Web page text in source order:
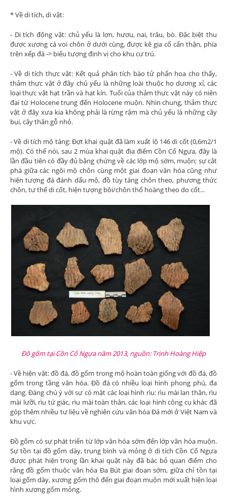
* Về di tích, di vật:
- Di tích động vật: chủ yếu là lợn, hươu, nai, trâu, bò. Đặc biệt thu
được xương cá voi chôn ở dưới cùng, được kê gia cố cẩn thận, phía
trên xếp đá -> biểu tượng định vị cho khu cư trú.
- Về di tích thực vật: Kết quả phân tích bào tử phấn hoa cho thấy,
thảm thực vật ở đây chủ yếu là những loài thuộc họ dương xỉ, các
loại thực vật hạt trần và hạt kín. Tuổi của thảm thực vật này có niên
đại từ Holocene trung đến Holocene muộn. Nhìn chung, thảm thực
vật ở đây xưa kia không phải là rừng rậm mà chủ yếu là những cây
bụi, cây thân gỗ nhỏ.
- Về di tích mộ táng: Đợt khai quật đã làm xuất lộ 146 di cốt (0,6m2/1
mộ). Có thể nói, sau 2 mùa khai quật địa điểm Cồn Cổ Ngựa, đây là
lần đầu tiên có đầy đủ bằng chứng về các lớp mộ sớm, muộn; sự cắt
phá giữa các ngôi mộ chôn cùng một giai đoạn văn hóa cũng như
hiện tượng đá đánh dấu mộ, đồ tùy táng chôn theo, phương thức
chôn, tư thế di cốt, hiện tượng bôi/chôn thổ hoàng theo do cốt...
Đồ gốm tại Cồn Cổ Ngựa năm 2013, nguồn: Trịnh Hoàng Hiệp
- Về hiện vật: đồ đá, đồ gốm trong mộ hoàn toàn giống với đồ đá, đồ
gốm trong tầng văn hóa. Đồ đá có nhiều loại hình phong phú, đa
dạng. Đáng chú ý với sự có mặt các loại hình rìu: rìu mài lan thân, rìu
mài lưỡi, rìu tứ giác, rìu mài toàn thân, các loại hình công cụ khác đã
góp thêm nhiều tư liệu về nghiên cứu văn hóa Đá mới ở Việt Nam và
khu vực.
Đồ gốm có sự phát triển từ lớp văn hóa sớm đến lớp văn hóa muộn.
Sự tồn tại đồ gốm dày, trung bình và mỏng ở di tích Cồn Cổ Ngựa
được phát hiện trong lần khai quật này đã bác bỏ quan điểm cho
rằng đồ gốm thuộc văn hóa Đa Bút giai đoạn sớm, giữa chỉ tồn tại
loại gốm dày, xương gốm thô đến giai đoạn muộn mới xuất hiện loại
hình xương gốm mỏng.